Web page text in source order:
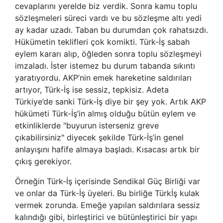
cevaplarını yerelde biz verdik. Sonra kamu toplu
sözleşmeleri süreci vardı ve bu sözleşme altı yedi
ay kadar uzadı. Taban bu durumdan çok rahatsızdı.
Hükümetin teklifleri çok komikti. Türk-İş sabah
eylem kararı alıp, öğleden sonra toplu sözleşmeyi
imzaladı. İster istemez bu durum tabanda sıkıntı
yaratıyordu. AKP’nin emek hareketine saldırıları
artıyor, Türk-İş ise sessiz, tepkisiz. Adeta
Türkiye’de sanki Türk-İş diye bir şey yok. Artık AKP
hükümeti Türk-İş’in almış olduğu bütün eylem ve
etkinliklerde "buyurun isterseniz greve
çıkabilirsiniz" diyecek şekilde Türk-İş’in genel
anlayışını hafife almaya başladı. Kısacası artık bir
çıkış gerekiyor.
Örneğin Türk-İş içerisinde Sendikal Güç Birliği var
ve onlar da Türk-İş üyeleri. Bu birliğe Türkİş kulak
vermek zorunda. Emeğe yapılan saldırılara sessiz
kalındığı gibi, birleştirici ve bütünleştirici bir yapı